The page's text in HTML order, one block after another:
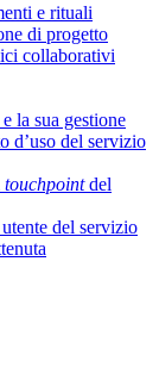
e rituali
di progetto
collaborativi
la sua gestione
d’uso del servizio
touchpointdel
del servizio